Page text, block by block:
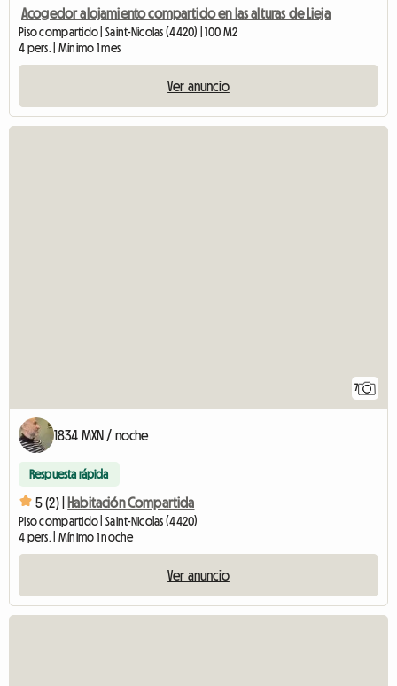
Acogedor alojamiento compartido en las alturas de Lieja
Piso compartido | Saint-Nicolas (4420) | 100 M2
4 pers. | Mínimo 1 mes
Ver anuncio
7
1834 MXN / noche
Respuesta rápida
5 (2) | Habitación Compartida
Piso compartido | Saint-Nicolas (4420)
4 pers. | Mínimo 1 noche
Ver anuncio